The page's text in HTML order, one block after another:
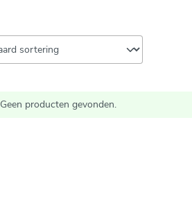
Geen producten gevonden.